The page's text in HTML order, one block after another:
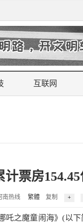
互联网
计票房
南热线 繁體 复制
之魔童闹海》(以下